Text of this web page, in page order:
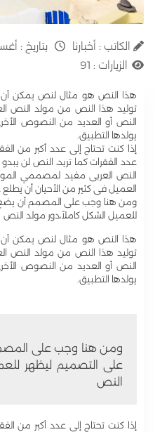
الكاتب : أخبارنا بتاريخ : أغسطس
الزيارات : 91
هذا النص هو مثال لنص يمكن
توليد هذا النص من مولد النص
النص أو العديد من النصوص
يولدها التطبيق.
إذا كنت تحتاج إلى عدد أكبر من
عدد الفقرات كما تريد، النص لن
النص العربى مفيد لمصممي
العميل فى كثير من الأحيان أن
ومن هنا وجب على المصمم أن
للعميل الشكل كاملاً،دور مولد النص
هذا النص هو مثال لنص يمكن
توليد هذا النص من مولد النص
النص أو العديد من النصوص
يولدها التطبيق.
ومن هنا وجب على
على التصميم ليظهر
النص
إذا كنت تحتاج إلى عدد أكبر من